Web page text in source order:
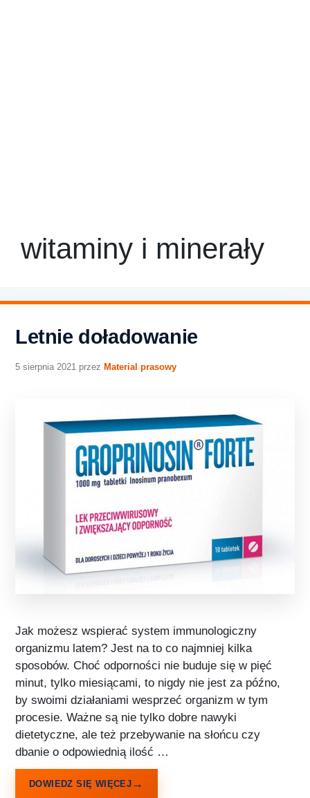
witaminy i minerały
Letnie doładowanie
5 sierpnia 2021 przez Material prasowy
Jak możesz wspierać system immunologiczny
organizmu latem? Jest na to co najmniej kilka
sposobów. Choć odporności nie buduje się w pięć
minut, tylko miesiącami, to nigdy nie jest za późno,
by swoimi działaniami wesprzeć organizm w tym
procesie. Ważne są nie tylko dobre nawyki
dietetyczne, ale też przebywanie na słońcu czy
dbanie o odpowiednią ilość …
DOWIEDZ SIĘ WIĘCEJ